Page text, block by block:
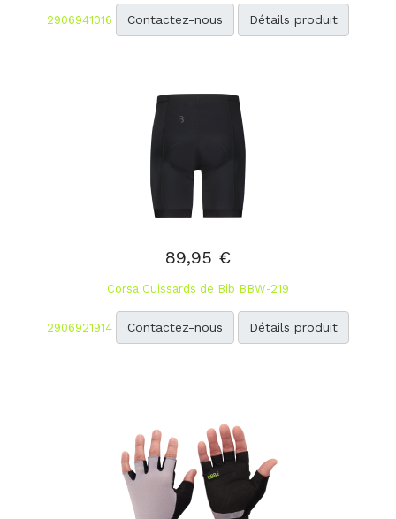
2906941016 Contactez-nous Détails produit
89,95 €
Corsa Cuissards de Bib BBW-219
2906921914 Contactez-nous Détails produit